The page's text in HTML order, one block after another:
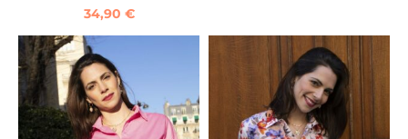
34,90 €